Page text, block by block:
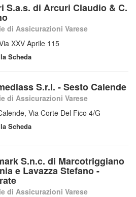
S.a.s. di Arcuri Claudio & C.
di Assicurazioni Varese
XXV Aprile 115
Scheda
S.r.l. - Sesto Calende
di Assicurazioni Varese
Via Corte Del Fico 4/G
Scheda
S.n.c. di Marcotriggiano
e Lavazza Stefano -
di Assicurazioni Varese